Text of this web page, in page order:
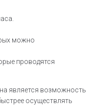
можно
проводятся
является возможность
осуществлять